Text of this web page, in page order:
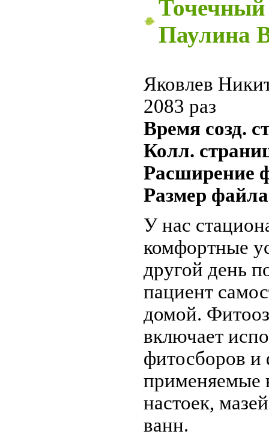
Паулина
Яковлев
2083 раз
Время созд.
Колл.
Расширение
Размер
У нас
комфортные
другой день
пациент
домой.
включает
фитосборов и
применяемые
настоек,
ванн.